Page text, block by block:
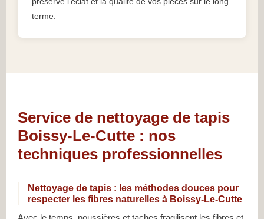
terme.
Service de nettoyage de tapis
Boissy-Le-Cutte : nos
techniques professionnelles
Nettoyage de tapis : les méthodes douces pour
respecter les fibres naturelles à Boissy-Le-Cutte